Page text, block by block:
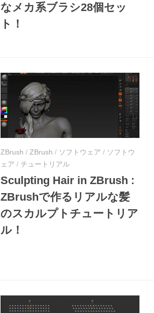
なメカ系ブラシ28個セッ
ト！
ZBrush / ZBrush / ソフトウェア / ソフトウ
ェア / チュートリアル
Sculpting Hair in ZBrush :
ZBrushで作るリアルな髪
のスカルプトチュートリア
ル！